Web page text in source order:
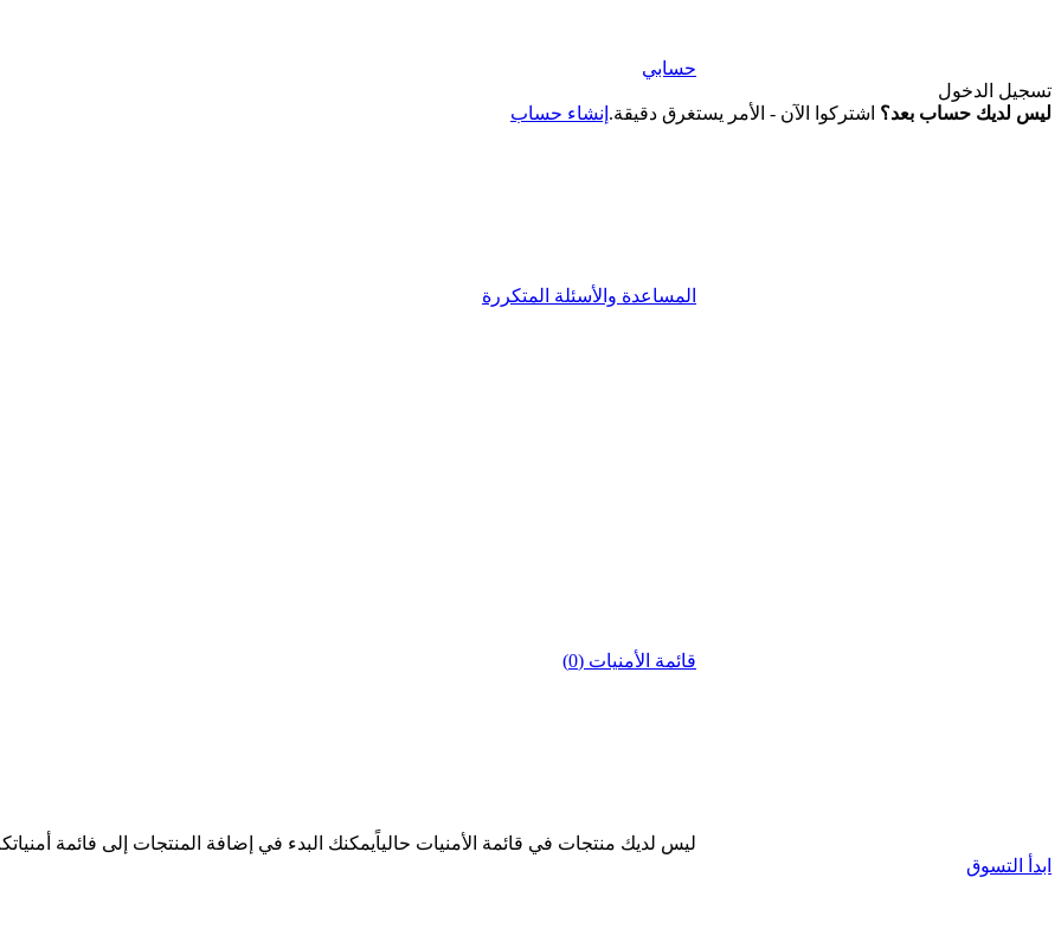
حسابي
تسجيل الدخول
ليس لديك حساب بعد؟ اشتركوا الآن - الأمر يستغرق دقيقة. إنشاء حساب
المساعدة والأسئلة المتكررة
قائمة الأمنيات (0)
ليس لديك منتجات في قائمة الأمنيات حالياًيمكنك البدء في إضافة المنتجات إلى فائمة
ابدأ التسوق